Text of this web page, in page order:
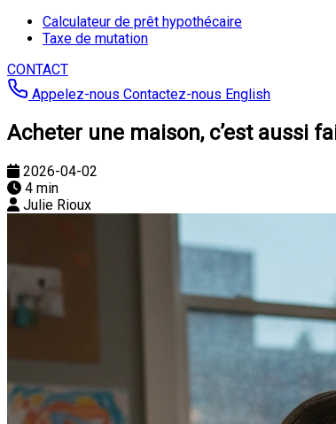
Calculateur de prêt hypothécaire
Taxe de mutation
CONTACT
Appelez-nous Contactez-nous English
Acheter une maison, c’est aussi
2026-04-02
4 min
Julie Rioux